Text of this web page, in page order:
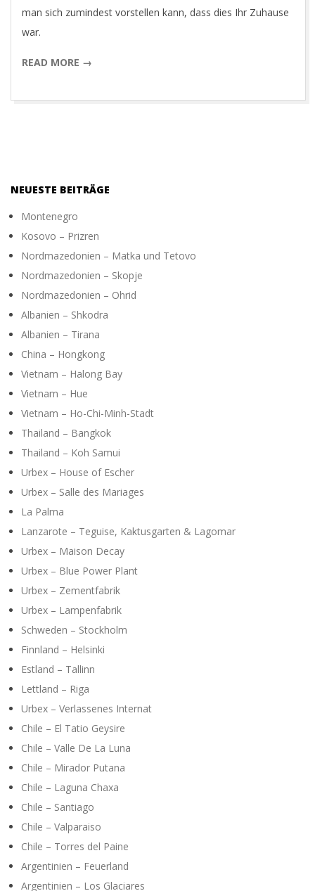
man sich zumindest vorstellen kann, dass dies Ihr Zuhause
war.
READ MORE →
NEUESTE BEITRÄGE
Montenegro
Kosovo – Prizren
Nordmazedonien – Matka und Tetovo
Nordmazedonien – Skopje
Nordmazedonien – Ohrid
Albanien – Shkodra
Albanien – Tirana
China – Hongkong
Vietnam – Halong Bay
Vietnam – Hue
Vietnam – Ho-Chi-Minh-Stadt
Thailand – Bangkok
Thailand – Koh Samui
Urbex – House of Escher
Urbex – Salle des Mariages
La Palma
Lanzarote – Teguise, Kaktusgarten & Lagomar
Urbex – Maison Decay
Urbex – Blue Power Plant
Urbex – Zementfabrik
Urbex – Lampenfabrik
Schweden – Stockholm
Finnland – Helsinki
Estland – Tallinn
Lettland – Riga
Urbex – Verlassenes Internat
Chile – El Tatio Geysire
Chile – Valle De La Luna
Chile – Mirador Putana
Chile – Laguna Chaxa
Chile – Santiago
Chile – Valparaiso
Chile – Torres del Paine
Argentinien – Feuerland
Argentinien – Los Glaciares